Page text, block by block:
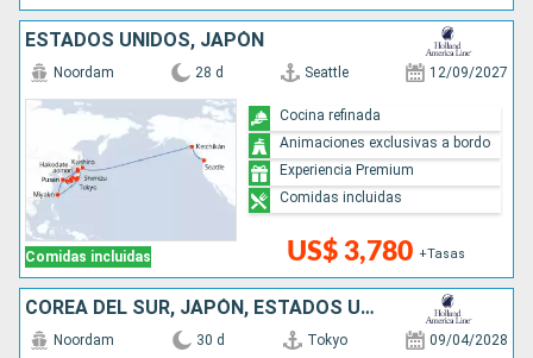
ESTADOS UNIDOS, JAPÓN
Comidas incluidas
Noordam 28 d Seattle 12/09/2027
US$ 3,780 +Tasas
Cocina refinada
Animaciones exclusivas a bordo
Experiencia Premium
Comidas incluidas
COREA DEL SUR, JAPÓN, ESTADOS UNIDOS
Noordam 30 d Tokyo 09/04/2028